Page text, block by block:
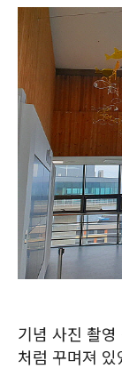
기념 사진 촬
처럼 꾸며져